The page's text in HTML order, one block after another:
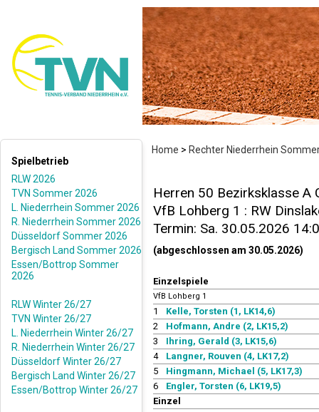
Home > Rechter Niederrhein
Spielbetrieb
RLW 2026
TVN Sommer 2026
L. Niederrhein Sommer 2026
R. Niederrhein Sommer 2026
Düsseldorf Sommer 2026
Bergisch Land Sommer 2026
Essen/Bottrop Sommer
2026
RLW Winter 26/27
TVN Winter 26/27
L. Niederrhein Winter 26/27
R. Niederrhein Winter 26/27
Düsseldorf Winter 26/27
Bergisch Land Winter 26/27
Essen/Bottrop Winter 26/27
Herren 50 Bezirksklasse A
VfB Lohberg 1 : RW
Termin: Sa. 30.05.2026
(abgeschlossen am 30.05.2026)
Einzelspiele
VfB Lohberg 1
1
Kelle, Torsten (1, LK14,6)
2
Hofmann, Andre (2, LK15,2)
3
Ihring, Gerald (3, LK15,6)
4
Langner, Rouven (4, LK17,2)
5
Hingmann, Michael (5, LK17,3)
6
Engler, Torsten (6, LK19,5)
Einzel